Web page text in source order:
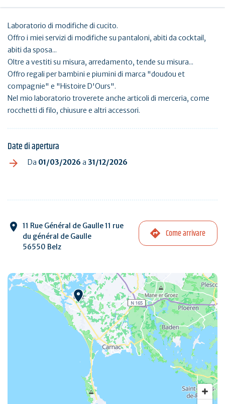
Laboratorio di modifiche di cucito.
Offro i miei servizi di modifiche su pantaloni, abiti da cocktail,
abiti da sposa...
Oltre a vestiti su misura, arredamento, tende su misura...
Offro regali per bambini e piumini di marca "doudou et
compagnie" e "Histoire D'Ours".
Nel mio laboratorio troverete anche articoli di merceria, come
rocchetti di filo, chiusure e altri accessori.
Date di apertura
Da 01/03/2026 a 31/12/2026
11 Rue Général de Gaulle 11 rue
du général de Gaulle
56550 Belz
Come arrivare